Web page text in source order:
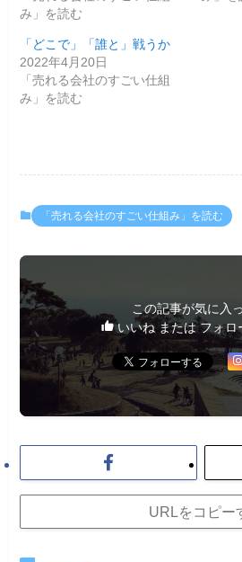
み」を読む
「どこで」「誰と」戦うか
2022年4月20日
「売れる会社のすごい仕組
み」を読む
「売れる会社のすごい仕組み」を読む
この記事が気に入
いいね または フォロ
URLをコピー